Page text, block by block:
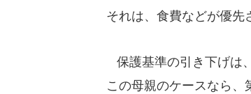
それは、食費などが優先
保護基準の引き下げは
この母親のケースなら